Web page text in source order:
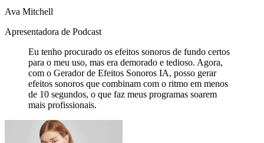
Ava Mitchell
Apresentadora de Podcast
Eu tenho procurado os efeitos sonoros de fundo certos
para o meu uso, mas era demorado e tedioso. Agora,
com o Gerador de Efeitos Sonoros IA, posso gerar
efeitos sonoros que combinam com o ritmo em menos
de 10 segundos, o que faz meus programas soarem
mais profissionais.